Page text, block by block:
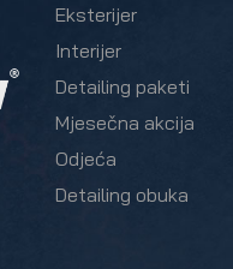
Eksterijer
Interijer
Detailing paketi
Mjesečna akcija
Odjeća
Detailing obuka